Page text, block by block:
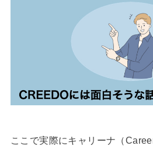
ここで実際にキャリーナ（